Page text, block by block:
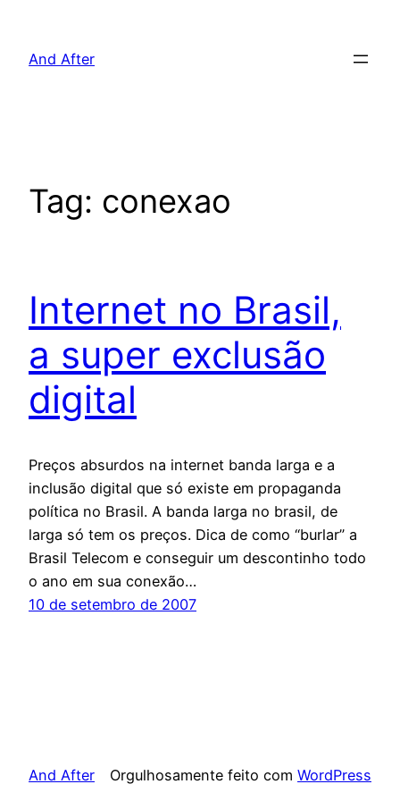
And After
Tag: conexao
Internet no Brasil,
a super exclusão
digital
Preços absurdos na internet banda larga e a
inclusão digital que só existe em propaganda
política no Brasil. A banda larga no brasil, de
larga só tem os preços. Dica de como “burlar” a
Brasil Telecom e conseguir um descontinho todo
o ano em sua conexão…
10 de setembro de 2007
And After Orgulhosamente feito com WordPress